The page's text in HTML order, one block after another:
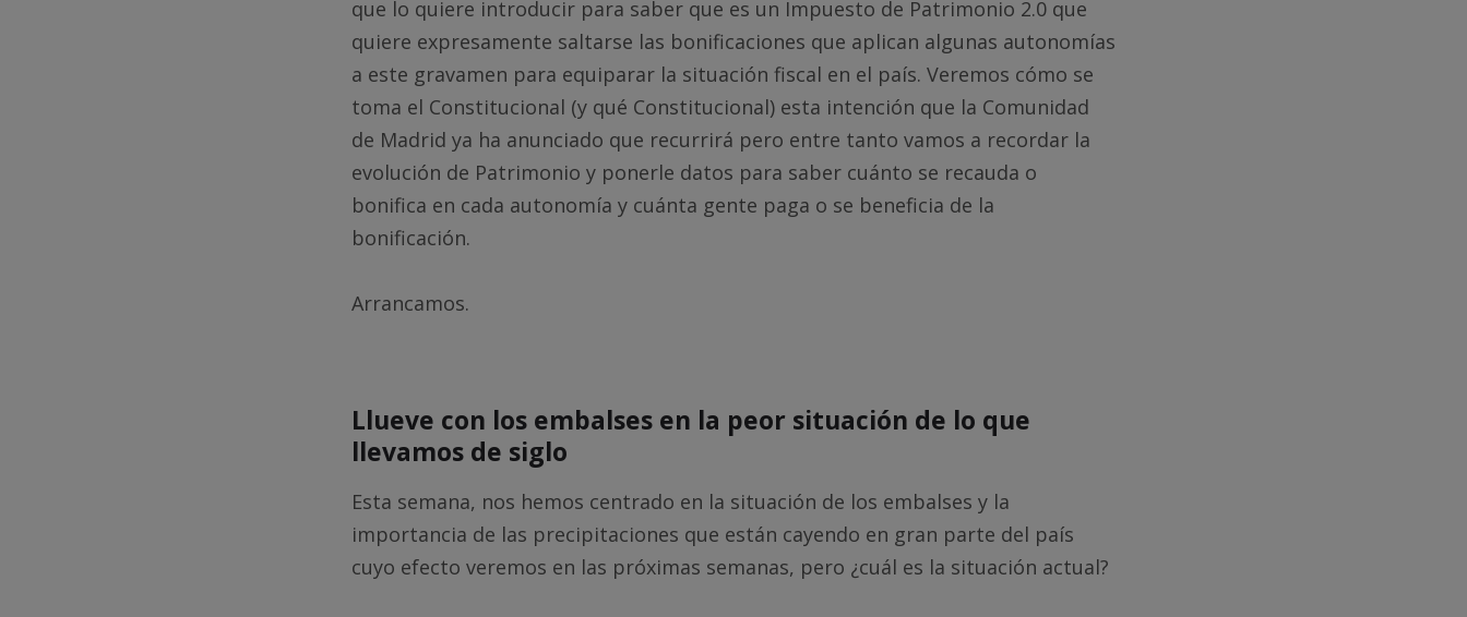
que lo quiere introducir para saber que es un Impuesto de Patrimonio 2.0 que
quiere expresamente saltarse las bonificaciones que aplican algunas autonomías
a este gravamen para equiparar la situación fiscal en el país. Veremos cómo se
toma el Constitucional (y qué Constitucional) esta intención que la Comunidad
de Madrid ya ha anunciado que recurrirá pero entre tanto vamos a recordar la
evolución de Patrimonio y ponerle datos para saber cuánto se recauda o
bonifica en cada autonomía y cuánta gente paga o se beneficia de la
bonificación.
Arrancamos.
Llueve con los embalses en la peor situación de lo que
llevamos de siglo
Esta semana, nos hemos centrado en la situación de los embalses y la
importancia de las precipitaciones que están cayendo en gran parte del país
cuyo efecto veremos en las próximas semanas, pero ¿cuál es la situación actual?